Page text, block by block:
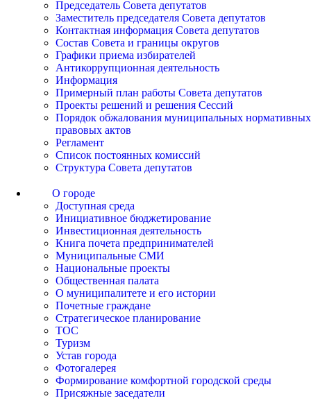
Председатель Совета депутатов
Заместитель председателя Совета депутатов
Контактная информация Совета депутатов
Состав Совета и границы округов
Графики приема избирателей
Антикоррупционная деятельность
Информация
Примерный план работы Совета депутатов
Проекты решений и решения Сессий
Порядок обжалования муниципальных нормативных
правовых актов
Регламент
Список постоянных комиссий
Структура Совета депутатов
О городе
Доступная среда
Инициативное бюджетирование
Инвестиционная деятельность
Книга почета предпринимателей
Муниципальные СМИ
Национальные проекты
Общественная палата
О муниципалитете и его истории
Почетные граждане
Стратегическое планирование
ТОС
Туризм
Устав города
Фотогалерея
Формирование комфортной городской среды
Присяжные заседатели